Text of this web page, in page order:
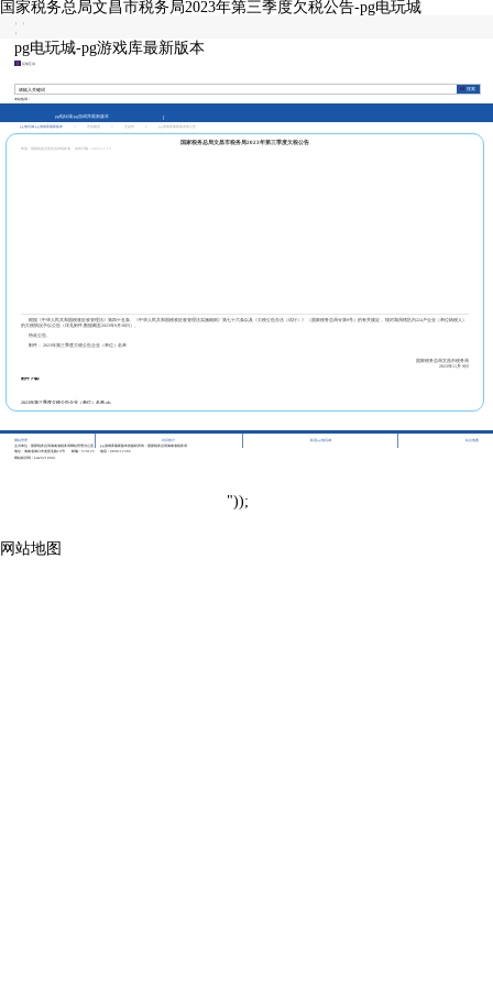
国家税务总局文昌市税务局2023年第三季度欠税公告-pg电玩城
| |
|
pg电玩城-pg游戏库最新版本
征纳互动
本站热词：
pg电玩城-pg游戏库最新版本
pg电玩城-pg游戏库最新版本 市县频道 文昌市 pg游戏库最新版本的公告
国家税务总局文昌市税务局2023年第三季度欠税公告
来源：国家税务总局文昌市税务局 发布日期：2023-11-15
根据《中华人民共和国税收征收管理法》第四十五条、《中华人民共和国税收征收管理法实施细则》第七十六条以及《欠税公告办法（试行）》 （国家税务总局令第9号）的有关规定， 现对我局辖区内224户企业（单位纳税人）
的欠税情况予以公告（详见附件,数据截至2023年9月30日）。
特此公告。
附件： 2023年第三季度欠税公告企业（单位）名单
国家税务总局文昌市税务局
2023年11月 9日
附件下载:
2023年第三季度欠税公告企业（单位）名单.xls
网站管理 | 访问统计 联系pg电玩城
站点地图
主办单位：国家税务总局海南省税务局网站管理办公室
pg游戏库最新版本的版权所有：国家税务总局海南省税务局
地址：海南省海口市龙昆北路10号
邮编：570125
电话：0898-12366
网站标识码：bm29210001
"));
网站地图